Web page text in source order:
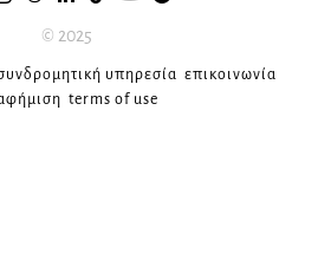
© 2025
υπηρεσία επικοινωνία
terms of use